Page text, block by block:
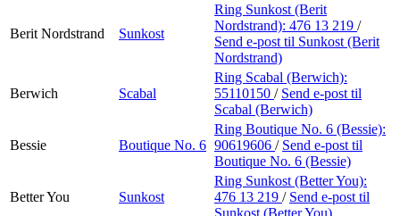
Berit Nordstrand Sunkost
Ring Sunkost (Berit
Nordstrand): 476 13 219 /
Send e-post til Sunkost (Berit
Nordstrand)
Berwich Scabal
Ring Scabal (Berwich):
55110150 / Send e-post til
Scabal (Berwich)
Bessie Boutique No. 6
Ring Boutique No. 6 (Bessie):
90619606 / Send e-post til
Boutique No. 6 (Bessie)
Better You Sunkost
Ring Sunkost (Better You):
476 13 219 / Send e-post til
Sunkost (Better You)